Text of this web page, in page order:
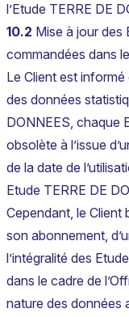
l’Etude TERRE DE
10.2 Mise à jour des
commandées dans
Le Client est
des données
DONNEES, chaque
obsolète à l’issue
de la date de
Etude TERRE DE
Cependant, le Client
son abonnement,
l’intégralité des
dans le cadre de
nature des données